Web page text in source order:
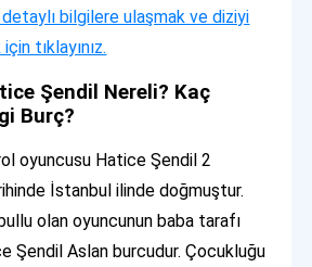
bilgilere ulaşmak ve diziyi
tıklayınız.
Şendil Nereli? Kaç
Burç?
oyuncusu Hatice Şendil 2
İstanbul ilinde doğmuştur.
olan oyuncunun baba tarafı
Şendil Aslan burcudur. Çocukluğu